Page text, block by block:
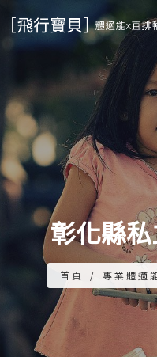
彰化縣
首頁 / 專業體適